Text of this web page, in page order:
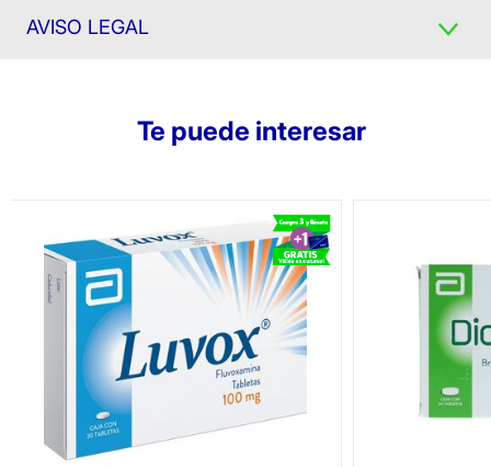
AVISO LEGAL
Te puede interesar